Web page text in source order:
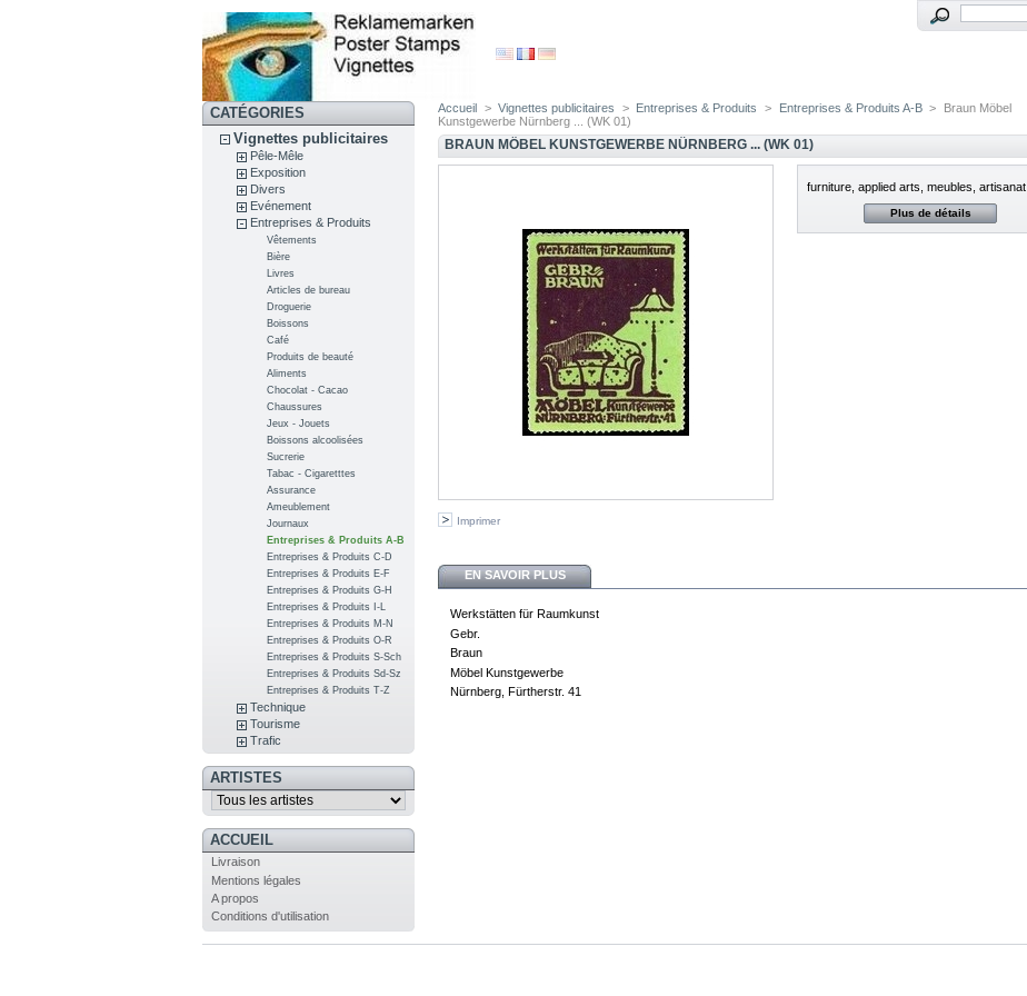
CATÉGORIES
Vignettes publicitaires
Pêle-Mêle
Exposition
Divers
Evénement
Entreprises & Produits
Vêtements
Bière
Livres
Articles de bureau
Droguerie
Boissons
Café
Produits de beauté
Aliments
Chocolat - Cacao
Chaussures
Jeux - Jouets
Boissons alcoolisées
Sucrerie
Tabac - Cigaretttes
Assurance
Ameublement
Journaux
Entreprises & Produits A-B
Entreprises & Produits C-D
Entreprises & Produits E-F
Entreprises & Produits G-H
Entreprises & Produits I-L
Entreprises & Produits M-N
Entreprises & Produits O-R
Entreprises & Produits S-Sch
Entreprises & Produits Sd-Sz
Entreprises & Produits T-Z
Technique
Tourisme
Trafic
ARTISTES
ACCUEIL
Livraison
Mentions légales
A propos
Conditions d'utilisation
Accueil > Vignettes publicitaires > Entreprises & Produits > Entreprises & Produits A-B >
Braun Möbel
Kunstgewerbe Nürnberg ... (WK 01)
BRAUN MÖBEL KUNSTGEWERBE NÜRNBERG ... (WK 01)
Imprimer
furniture, applied arts, meubles, artisanat
Plus de détails
EN SAVOIR PLUS
Werkstätten für Raumkunst
Gebr.
Braun
Möbel Kunstgewerbe
Nürnberg, Fürtherstr. 41